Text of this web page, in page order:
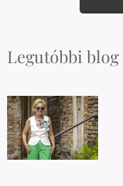
Legutóbbi blog